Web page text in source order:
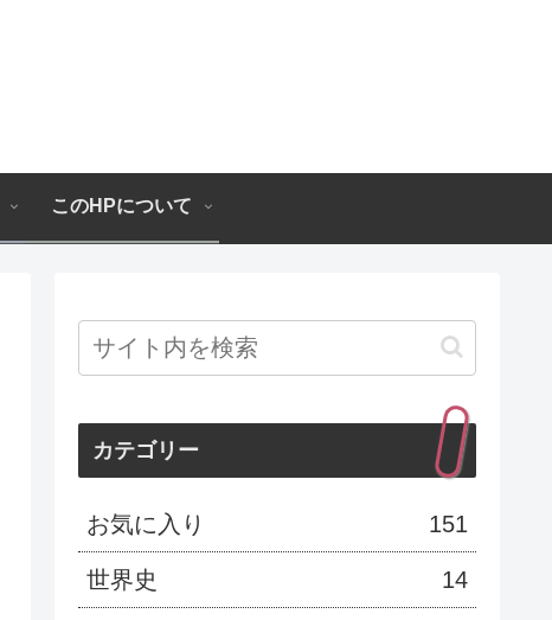
このHPについて
カテゴリー
お気に入り 151
世界史 14